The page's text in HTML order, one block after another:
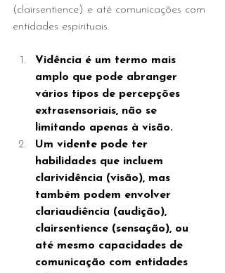
(clairsentience) e até comunicações com
entidades espirituais.
Vidência é um termo mais
amplo que pode abranger
vários tipos de percepções
extrasensoriais, não se
limitando apenas à visão.
Um vidente pode ter
habilidades que incluem
clarividência (visão), mas
também podem envolver
clariaudiência (audição),
clairsentience (sensação), ou
até mesmo capacidades de
comunicação com entidades